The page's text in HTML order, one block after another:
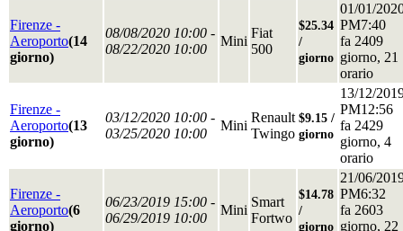
Firenze -
Aeroporto(14
giorno)
08/08/2020 10:00 -
08/22/2020 10:00
Mini
Fiat
500
$25.34
/
giorno
01/01/
PM7:40
fa 2409
giorno, 21
orario
Firenze -
Aeroporto(13
giorno)
03/12/2020 10:00 -
03/25/2020 10:00
Mini
Renault
Twingo
$9.15 /
giorno
13/12/
PM12:56
fa 2429
giorno, 4
orario
Firenze -
Aeroporto(6
giorno)
06/23/2019 15:00 -
06/29/2019 10:00
Mini
Smart
Fortwo
$14.78
/
giorno
21/06/
PM6:32
fa 2603
giorno, 22